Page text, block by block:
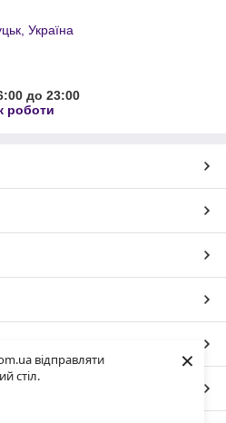
відправляти
стіл.
×
Україна
до 23:00
роботи